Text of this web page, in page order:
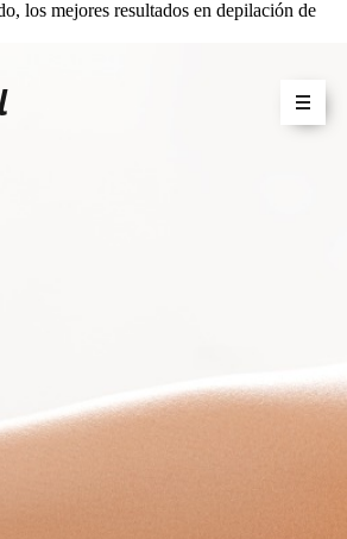
los mejores resultados en depilación de